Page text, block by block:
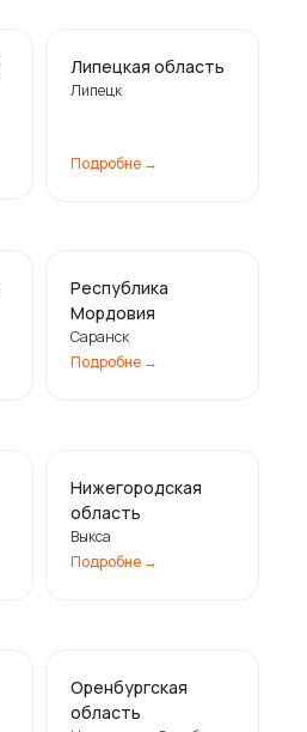
Оренбургская
область
Республика
Мордовия
Саранск
Подробне ㅤ→
Нижегородская
область
Выкса
Подробне ㅤ→
Липецкая область
Липецк
Подробне ㅤ→